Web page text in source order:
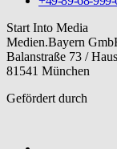
Start Into Media
Medien.Bayern
Balanstraße 73 /
81541 München
Gefördert durch